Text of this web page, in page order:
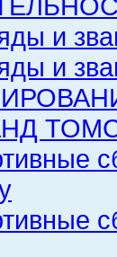
и
и